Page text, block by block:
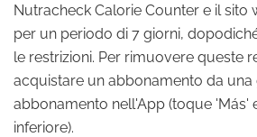
Nutracheck Calorie Counter e il sito
per un periodo di 7 giorni,
le restrizioni. Per rimuovere queste
acquistare un abbonamento da
abbonamento nell'App (toque 'Más'
inferiore).